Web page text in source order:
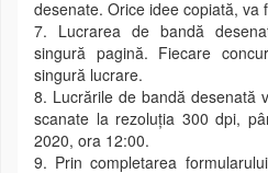
desenate. Orice idee copiată, va
7. Lucrarea de bandă
singură pagină. Fiecare
singură lucrare.
8. Lucrările de bandă desenată
scanate la rezoluția 300 dpi,
2020, ora 12:00.
9. Prin completarea